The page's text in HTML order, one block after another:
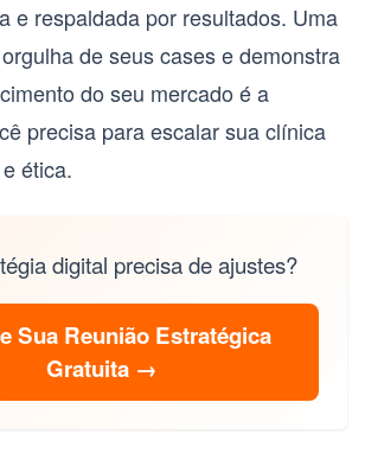
e respaldada por resultados. Uma
de seus cases e demonstra
do seu mercado é a
precisa para escalar sua clínica
ética.
digital precisa de ajustes?
Sua Reunião Estratégica
Gratuita →